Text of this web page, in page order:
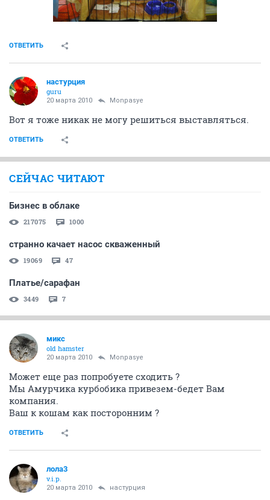
ОТВЕТИТЬ
настурция
guru
20 марта 2010 Monpasye
Вот я тоже никак не могу решиться выставляться.
ОТВЕТИТЬ
СЕЙЧАС ЧИТАЮТ
Бизнес в облаке
217075 1000
странно качает насос скваженный
19069 47
Платье/сарафан
3449 7
микс
old hamster
20 марта 2010 Monpasye
Может еще раз попробуете сходить ?
Мы Амурчика курбобика привезем-бедет Вам
компания.
Ваш к кошам как посторонним ?
ОТВЕТИТЬ
лола3
v.i.p.
20 марта 2010 настурция